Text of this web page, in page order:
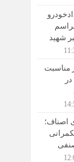
مراسم
شهید
مناسبت
اصناف؛